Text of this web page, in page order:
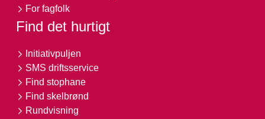
For fagfolk
Find det hurtigt
Initiativpuljen
SMS driftsservice
Find stophane
Find skelbrønd
Rundvisning